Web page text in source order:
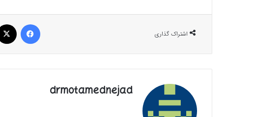
اشتراک گذاری
فیسبوک
drmotamednejad